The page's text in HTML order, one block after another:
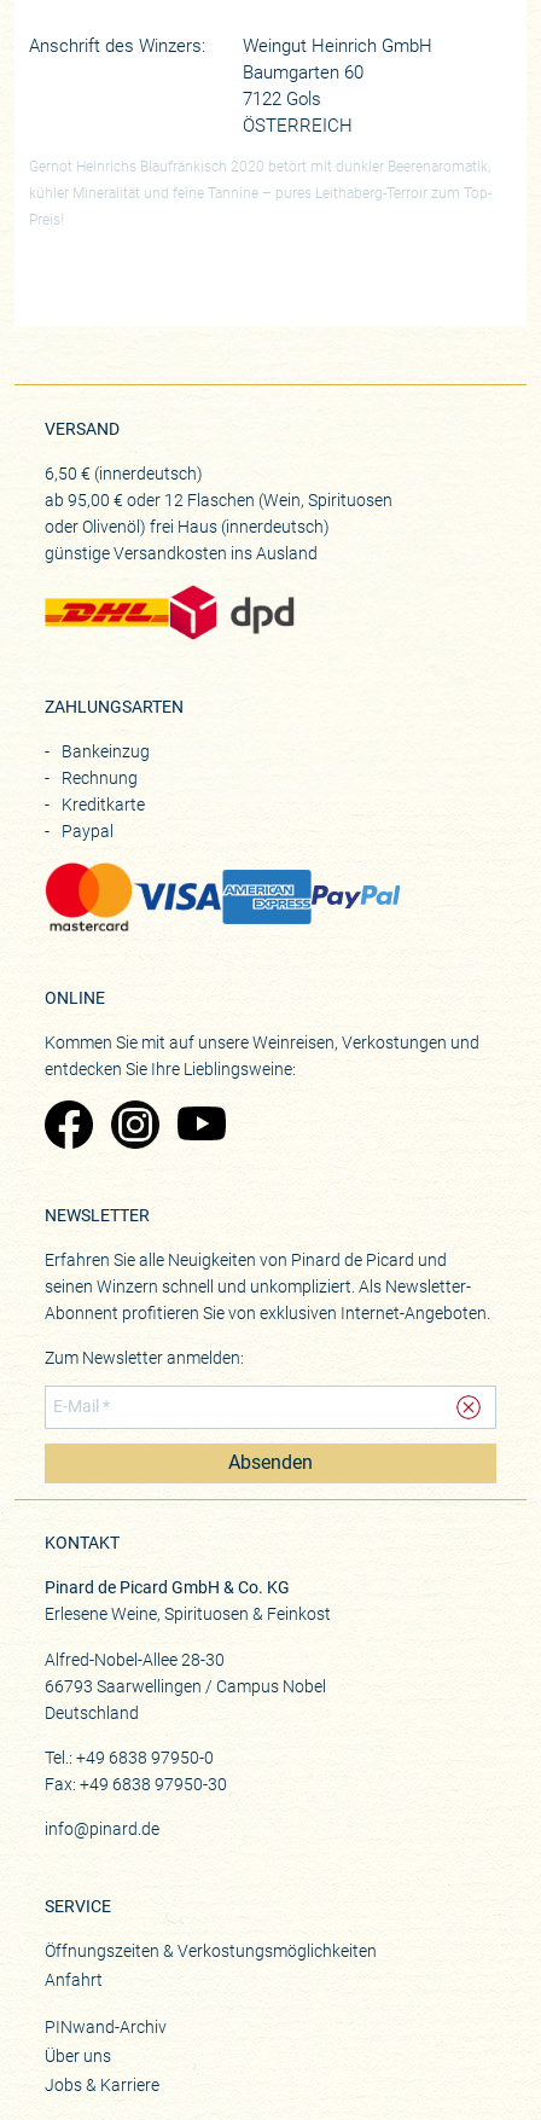
Anschrift des Winzers:
Weingut Heinrich GmbH
Baumgarten 60
7122 Gols
ÖSTERREICH
Gernot Heinrichs Blaufränkisch 2020 betört mit dunkler Beerenaromatik,
kühler Mineralität und feine Tannine – pures Leithaberg-Terroir zum Top-
Preis!
VERSAND
6,50 € (innerdeutsch)
ab 95,00 € oder 12 Flaschen (Wein, Spirituosen
oder Olivenöl) frei Haus (innerdeutsch)
günstige Versandkosten ins Ausland
ZAHLUNGSARTEN
Bankeinzug
Rechnung
Kreditkarte
Paypal
ONLINE
Kommen Sie mit auf unsere Weinreisen, Verkostungen und
entdecken Sie Ihre Lieblingsweine:
Zu Pinard's Facebook-Seite
Zu Pinard's Instagram-Seite
Zu Pinard's YouTube-Seite
NEWSLETTER
Erfahren Sie alle Neuigkeiten von Pinard de Picard und
seinen Winzern schnell und unkompliziert. Als Newsletter-
Abonnent profitieren Sie von exklusiven Internet-Angeboten.
Zum Newsletter anmelden:
Absenden
KONTAKT
Pinard de Picard GmbH & Co. KG
Erlesene Weine, Spirituosen & Feinkost
Alfred-Nobel-Allee 28-30
66793 Saarwellingen / Campus Nobel
Deutschland
Tel.: +49 6838 97950-0
Fax: +49 6838 97950-30
info@pinard.de
SERVICE
Öffnungszeiten & Verkostungsmöglichkeiten
Anfahrt
PINwand-Archiv
Über uns
Jobs & Karriere